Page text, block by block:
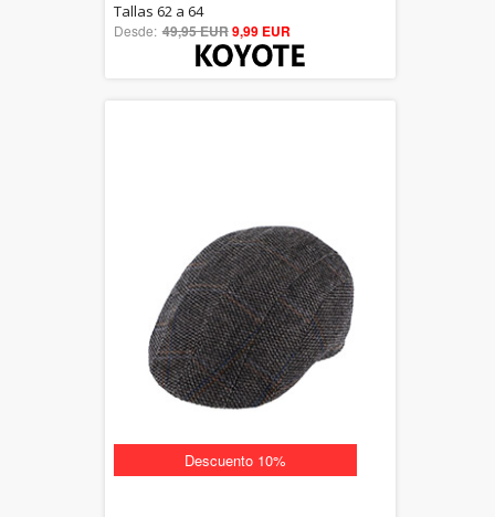
out of 5
Tallas 62 a 64
Desde: 49,95 EUR9,99 EUR
Descuento 10%